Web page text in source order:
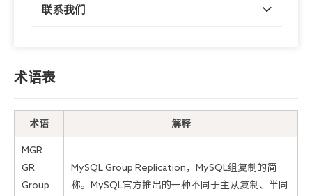
联系我们
术语表
术语 解释
MGR
GR
Group
MySQL Group Replication，MySQL组复制的简
称。MySQL官方推出的一种不同于主从复制、半同